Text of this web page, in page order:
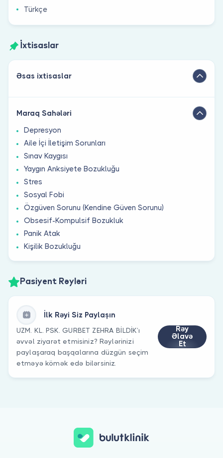
Türkçe
İxtisaslar
Əsas ixtisaslar
Maraq Sahələri
Depresyon
Aile İçi İletişim Sorunları
Sınav Kaygısı
Yaygın Anksiyete Bozukluğu
Stres
Sosyal Fobi
Özgüven Sorunu (Kendine Güven Sorunu)
Obsesif-Kompulsif Bozukluk
Panik Atak
Kişilik Bozukluğu
Pasiyent Rəyləri
İlk Rəyi Siz Paylaşın
UZM. KL. PSK. GURBET ZEHRA BİLDİK’ı
əvvəl ziyarət etmisiniz? Rəylərinizi
paylaşaraq başqalarına düzgün seçim
etməyə kömək edə bilərsiniz.
Rəy
Əlavə
Et